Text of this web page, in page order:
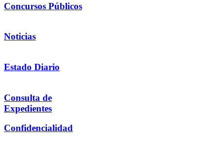
Concursos Públicos
Noticias
Estado Diario
Consulta de
Expedientes
Confidencialidad